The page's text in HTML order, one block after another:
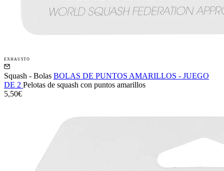
EXHAUSTO
Squash - Bolas BOLAS DE PUNTOS AMARILLOS - JUEGO
DE 2 Pelotas de squash con puntos amarillos
5,50€